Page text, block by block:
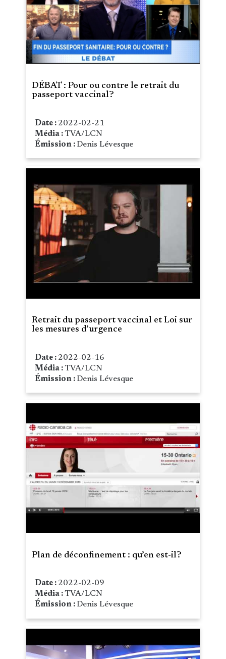
DÉBAT : Pour ou contre le retrait du
passeport vaccinal?
Date : 2022-02-21
Média :TVA/LCN
Émission : Denis Lévesque
Retrait du passeport vaccinal et Loi sur
les mesures d’urgence
Date : 2022-02-16
Média :TVA/LCN
Émission : Denis Lévesque
Plan de déconfinement : qu’en est-il?
Date : 2022-02-09
Média :TVA/LCN
Émission : Denis Lévesque